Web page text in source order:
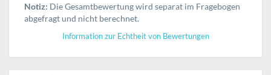
Notiz: Die Gesamtbewertung wird separat im Fragebogen
abgefragt und nicht berechnet.
Information zur Echtheit von Bewertungen